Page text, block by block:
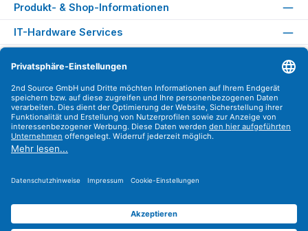
Produkt- & Shop-Informationen
IT-Hardware Services
Versandarten
Zahlungsarten
Sicher Einkaufen
Find us on